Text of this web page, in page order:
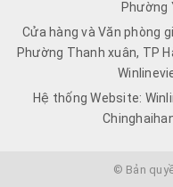
Phường
Cửa hàng và Văn phòng
Phường Thanh xuân, TP
Hệ thống Website:
© Bản